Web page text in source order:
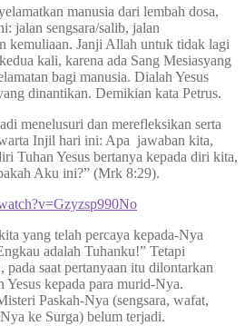
manusia dari lembah dosa,
jalan sengsara/salib, jalan
kemuliaan. Janji Allah untuk tidak lagi
kali, karena ada Sang Mesiasyang
bagi manusia. Dialah Yesus
dinantikan. Demikian kata Petrus.
menelusuri dan merefleksikan serta
Injil hari ini: Apa jawaban kita,
Tuhan Yesus bertanya kepada diri kita,
Aku ini?” (Mrk 8:29).
yang telah percaya kepada-Nya
adalah Tuhanku!” Tetapi
saat pertanyaan itu dilontarkan
Yesus kepada para murid-Nya.
Paskah-Nya (sengsara, wafat,
ke Surga) belum terjadi.